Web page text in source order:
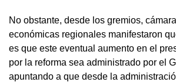
No obstante, desde los gremios,
económicas regionales manifestaron
es que este eventual aumento en el
por la reforma sea administrado por el
apuntando a que desde la